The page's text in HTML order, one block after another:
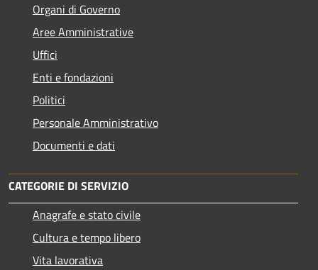
Organi di Governo
Aree Amministrative
Uffici
Enti e fondazioni
Politici
Personale Amministrativo
Documenti e dati
CATEGORIE DI SERVIZIO
Anagrafe e stato civile
Cultura e tempo libero
Vita lavorativa